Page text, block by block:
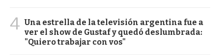
4 Una estrella de la televisión argentina fue a
ver el show de Gustaf y quedó deslumbrada:
"Quiero trabajar con vos"